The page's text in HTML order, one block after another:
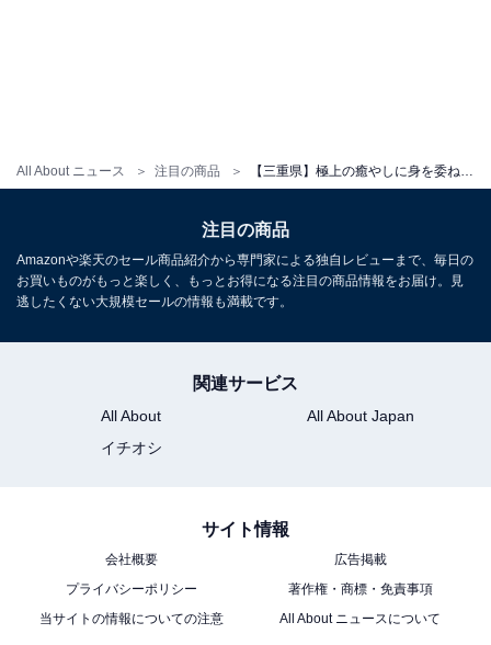
All About ニュース 注目の商品
所在地：三重県三重郡菰野町菰野4800-1
交通手段：近鉄湯の山線「湯の山温泉駅」から徒歩8分
大人1名（参考価格）：1万8500円
チェックイン・チェックアウト
チェックイン：15:00
注目の商品
Amazonや楽天のセール商品紹介から専門家による独自レビューまで、毎日の
お買いものがもっと楽しく、もっとお得になる注目の商品情報をお届け。見
逃したくない大規模セールの情報も満載です。
関連サービス
All About
All About Japan
イチオシ
サイト情報
会社概要
広告掲載
プライバシーポリシー
著作権・商標・免責事項
当サイトの情報についての注意
All About ニュースについて